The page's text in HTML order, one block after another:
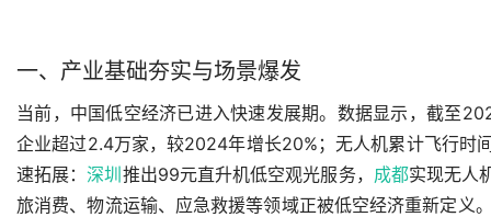
一、产业基础夯实与场景爆发
当前，中国低空经济已进入快速发展期。数据显示，截至
企业超过2.4万家，较2024年增长20%；无人机累计飞行时
速拓展：深圳 推出99元直升机低空观光服务， 成都实现无人
旅消费、物流运输、应急救援等领域正被低空经济重新定义